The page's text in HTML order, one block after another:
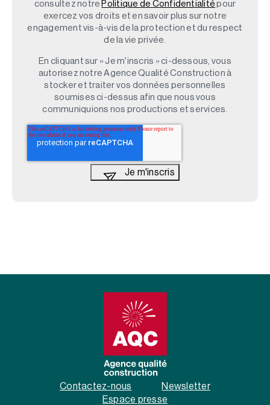
consultez notre Politique de Confidentialité pour
exercez vos droits et en savoir plus sur notre
engagement vis-à-vis de la protection et du respect
de la vie privée.
En cliquant sur « Je m'inscris » ci-dessous, vous
autorisez notre Agence Qualité Construction à
stocker et traiter vos données personnelles
soumises ci-dessus afin que nous vous
communiquions nos productions et services.
Contactez-nous
Newsletter
Espace presse